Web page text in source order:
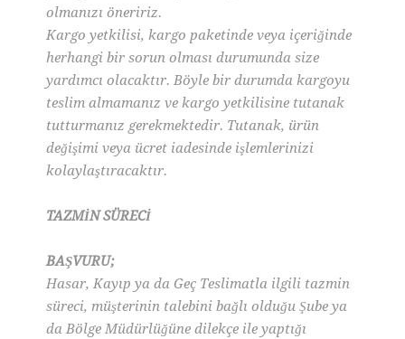
olmanızı öneririz.
Kargo yetkilisi, kargo paketinde veya içeriğinde
herhangi bir sorun olması durumunda size
yardımcı olacaktır. Böyle bir durumda kargoyu
teslim almamanız ve kargo yetkilisine tutanak
tutturmanız gerekmektedir. Tutanak, ürün
değişimi veya ücret iadesinde işlemlerinizi
kolaylaştıracaktır.
TAZMİN SÜRECİ
BAŞVURU;
Hasar, Kayıp ya da Geç Teslimatla ilgili tazmin
süreci, müşterinin talebini bağlı olduğu Şube ya
da Bölge Müdürlüğüne dilekçe ile yaptığı